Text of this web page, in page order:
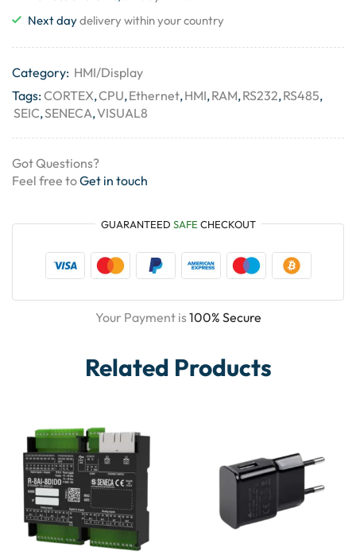
Next daydelivery within your country
Category: HMI/Display
Tags:CORTEX,CPU,Ethernet,HMI,RAM,RS232,RS485,
SEIC,SENECA,VISUAL8
Got Questions?
Feel free toGet in touch
GUARANTEED SAFE CHECKOUT
Your Payment is100% Secure
Related Products